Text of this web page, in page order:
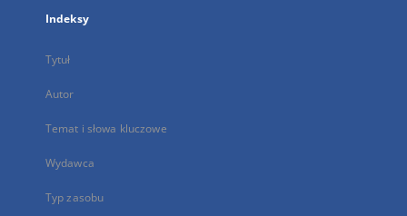
Indeksy
Tytuł
Autor
Temat i słowa kluczowe
Wydawca
Typ zasobu